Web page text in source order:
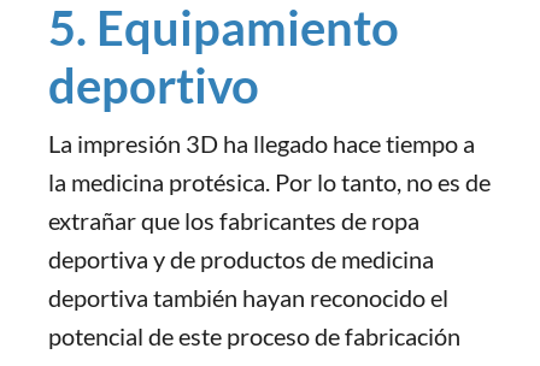
5. Equipamiento
deportivo
La impresión 3D ha llegado hace tiempo a
la medicina protésica. Por lo tanto, no es de
extrañar que los fabricantes de ropa
deportiva y de productos de medicina
deportiva también hayan reconocido el
potencial de este proceso de fabricación